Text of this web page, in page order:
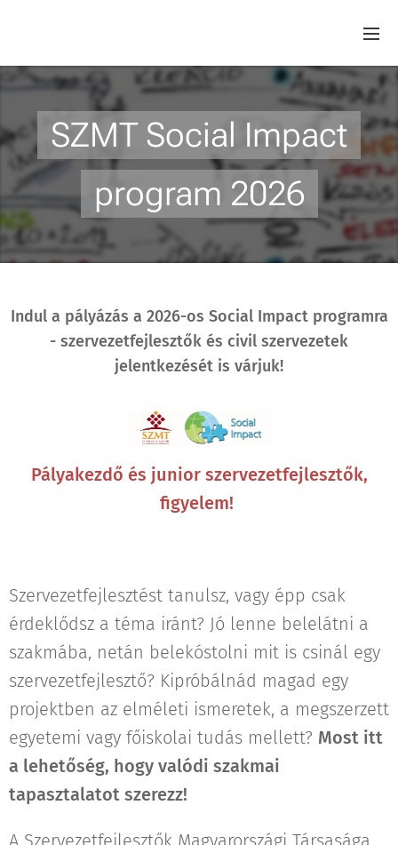
SZMT Social Impact
program 2026
Indul a pályázás a 2026-os Social Impact programra
- szervezetfejlesztők és civil szervezetek
jelentkezését is várjuk!
Pályakezdő és junior szervezetfejlesztők,
figyelem!
Szervezetfejlesztést tanulsz, vagy épp csak
érdeklődsz a téma iránt? Jó lenne belelátni a
szakmába, netán belekóstolni mit is csinál egy
szervezetfejlesztő? Kipróbálnád magad egy
projektben az elméleti ismeretek, a megszerzett
egyetemi vagy főiskolai tudás mellett? Most itt
a lehetőség, hogy valódi szakmai
tapasztalatot szerezz!
A Szervezetfejlesztők Magyarországi Társasága